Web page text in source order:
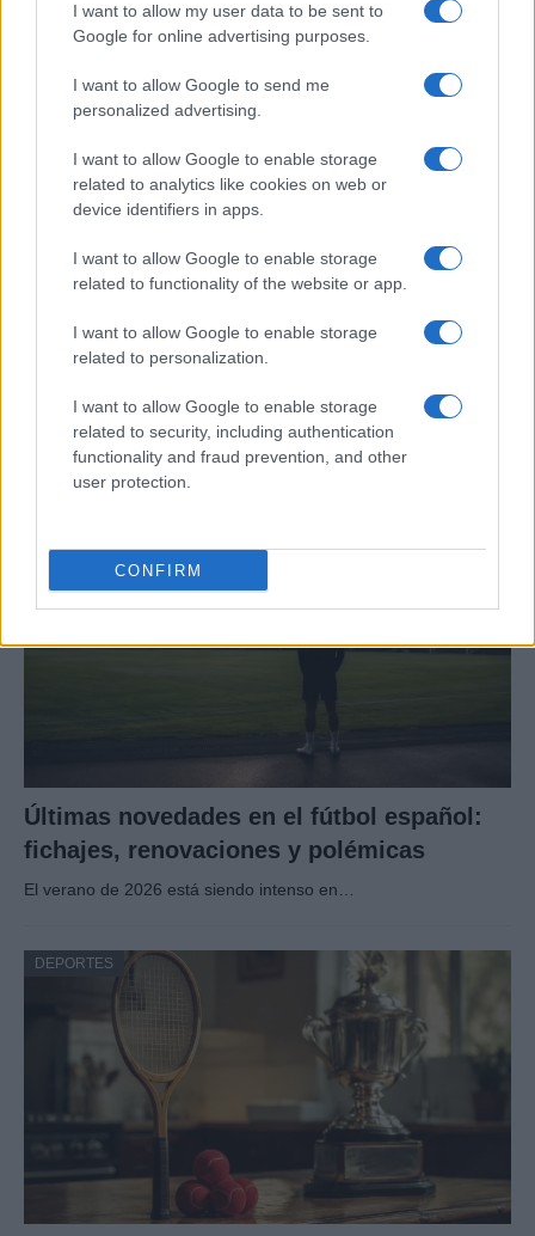
I want to allow my user data to be sent to
Google for online advertising purposes.
I want to allow Google to send me
personalized advertising.
I want to allow Google to enable storage
related to analytics like cookies on web or
device identifiers in apps.
I want to allow Google to enable storage
related to functionality of the website or app.
I want to allow Google to enable storage
related to personalization.
I want to allow Google to enable storage
related to security, including authentication
functionality and fraud prevention, and other
user protection.
CONFIRM
El fútbol está en pleno apogeo con partidos…
DEPORTES
movimientos y ajustes tácticos
El 4-3-3 es una de las formaciones más…
Últimas novedades en el fútbol español:
fichajes, renovaciones y polémicas
El verano de 2026 está siendo intenso en…
DEPORTES